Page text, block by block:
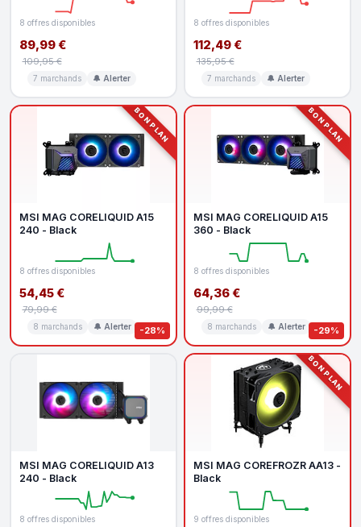
8 offres disponibles
89,99 €
109,95 €
7 marchands 🔔 Alerter
8 offres disponibles
112,49 €
135,95 €
7 marchands 🔔 Alerter
BON PLAN
-28%
MSI MAG CORELIQUID A15
240 - Black
8 offres disponibles
54,45 €
79,99 €
8 marchands 🔔 Alerter
BON PLAN
-29%
MSI MAG CORELIQUID A15
360 - Black
8 offres disponibles
64,36 €
99,99 €
8 marchands 🔔 Alerter
MSI MAG CORELIQUID A13
240 - Black
8 offres disponibles
BON PLAN
MSI MAG COREFROZR AA13 -
Black
9 offres disponibles